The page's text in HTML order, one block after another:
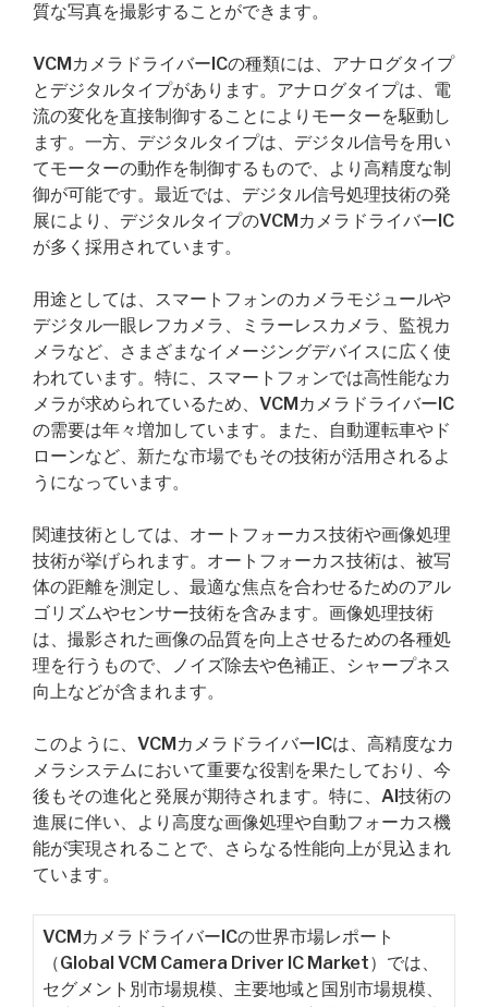
質な写真を撮影することができます。
VCMカメラドライバーICの種類には、アナログタイプ
とデジタルタイプがあります。アナログタイプは、電
流の変化を直接制御することによりモーターを駆動し
ます。一方、デジタルタイプは、デジタル信号を用い
てモーターの動作を制御するもので、より高精度な制
御が可能です。最近では、デジタル信号処理技術の発
展により、デジタルタイプのVCMカメラドライバーIC
が多く採用されています。
用途としては、スマートフォンのカメラモジュールや
デジタル一眼レフカメラ、ミラーレスカメラ、監視カ
メラなど、さまざまなイメージングデバイスに広く使
われています。特に、スマートフォンでは高性能なカ
メラが求められているため、VCMカメラドライバーIC
の需要は年々増加しています。また、自動運転車やド
ローンなど、新たな市場でもその技術が活用されるよ
うになっています。
関連技術としては、オートフォーカス技術や画像処理
技術が挙げられます。オートフォーカス技術は、被写
体の距離を測定し、最適な焦点を合わせるためのアル
ゴリズムやセンサー技術を含みます。画像処理技術
は、撮影された画像の品質を向上させるための各種処
理を行うもので、ノイズ除去や色補正、シャープネス
向上などが含まれます。
このように、VCMカメラドライバーICは、高精度なカ
メラシステムにおいて重要な役割を果たしており、今
後もその進化と発展が期待されます。特に、AI技術の
進展に伴い、より高度な画像処理や自動フォーカス機
能が実現されることで、さらなる性能向上が見込まれ
ています。
VCMカメラドライバーICの世界市場レポート
（Global VCM Camera Driver IC Market）では、
セグメント別市場規模、主要地域と国別市場規模、